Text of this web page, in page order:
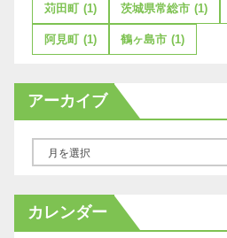
苅田町 (1) 茨城県常総市 (1)
阿見町 (1) 鶴ヶ島市 (1)
アーカイブ
カ
イ
カレンダー